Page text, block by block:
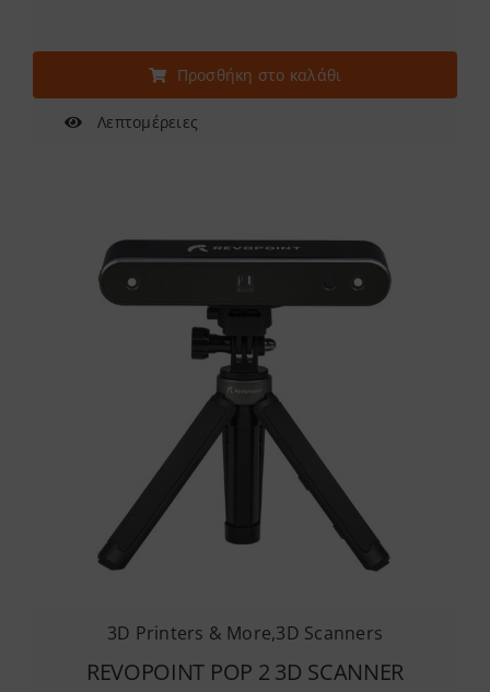
Προσθήκη στο καλάθι
Λεπτομέρειες
3D Printers & More,3D Scanners
REVOPOINT POP 2 3D SCANNER